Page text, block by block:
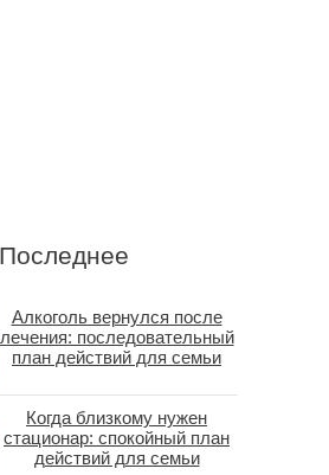
Последнее
Алкоголь вернулся после
лечения: последовательный
план действий для семьи
Когда близкому нужен
стационар: спокойный план
действий для семьи